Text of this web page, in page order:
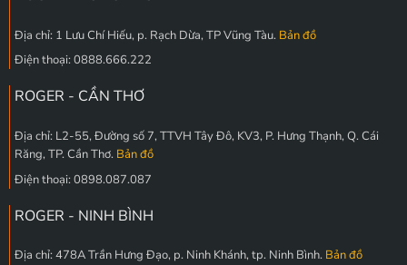
Địa chỉ: 1 Lưu Chí Hiếu, p. Rạch Dừa, TP Vũng Tàu. Bản đồ
Điện thoại: 0888.666.222
ROGER - CẦN THƠ
Địa chỉ: L2-55, Đường số 7, TTVH Tây Đô, KV3, P. Hưng Thạnh, Q. Cái
Răng, TP. Cần Thơ. Bản đồ
Điện thoại: 0898.087.087
ROGER - NINH BÌNH
Địa chỉ: 478A Trần Hưng Đạo, p. Ninh Khánh, tp. Ninh Bình. Bản đồ